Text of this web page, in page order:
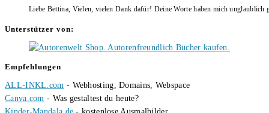
Liebe Bettina, Vielen, vielen Dank dafür! Deine Worte haben mich unglaublich
Unterstützer von:
Empfehlungen
ALL-INKL.com - Webhosting, Domains, Webspace
Canva.com - Was gestaltest du heute?